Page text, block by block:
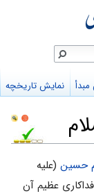
حسین (علیه
عظیم آن
نمایش تاریخچه